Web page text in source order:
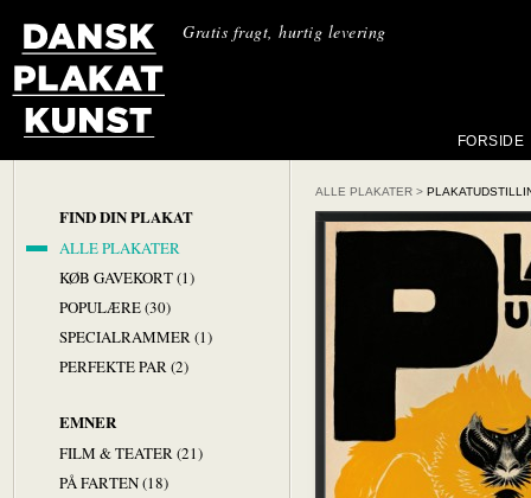
Gratis fragt, hurtig levering
FORSIDE
FIND DIN PLAKAT
ALLE PLAKATER
KØB GAVEKORT (1)
POPULÆRE (30)
SPECIALRAMMER (1)
PERFEKTE PAR (2)
EMNER
FILM & TEATER (21)
PÅ FARTEN (18)
ALLE PLAKATER >